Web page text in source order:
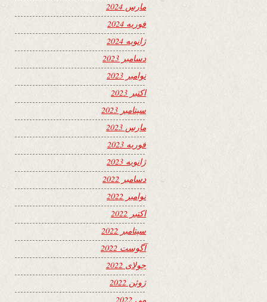
مارس 2024
فوریه 2024
ژانویه 2024
دسامبر 2023
نوامبر 2023
اکتبر 2023
سپتامبر 2023
مارس 2023
فوریه 2023
ژانویه 2023
دسامبر 2022
نوامبر 2022
اکتبر 2022
سپتامبر 2022
آگوست 2022
جولای 2022
ژوئن 2022
می 2022